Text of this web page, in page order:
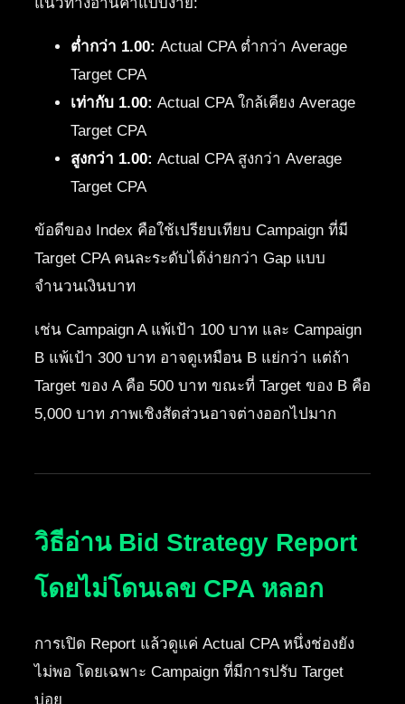
ต่ำกว่า 1.00: Actual CPA ต่ำกว่า Average
Target CPA
เท่ากับ 1.00: Actual CPA ใกล้เคียง Average
Target CPA
สูงกว่า 1.00: Actual CPA สูงกว่า Average
Target CPA
ข้อดีของ Index คือใช้เปรียบเทียบ Campaign ที่มี
Target CPA คนละระดับได้ง่ายกว่า Gap แบบ
จำนวนเงินบาท
เช่น Campaign A แพ้เป้า 100 บาท และ Campaign
B แพ้เป้า 300 บาท อาจดูเหมือน B แย่กว่า แต่ถ้า
Target ของ A คือ 500 บาท ขณะที่ Target ของ B คือ
5,000 บาท ภาพเชิงสัดส่วนอาจต่างออกไปมาก
วิธีอ่าน Bid Strategy Report
โดยไม่โดนเลข CPA หลอก
การเปิด Report แล้วดูแค่ Actual CPA หนึ่งช่องยัง
ไม่พอ โดยเฉพาะ Campaign ที่มีการปรับ Target
บ่อย